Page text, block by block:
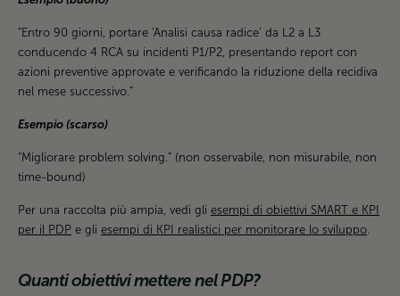
“Entro 90 giorni, portare ‘Analisi causa radice’ da L2 a L3
conducendo 4 RCA su incidenti P1/P2, presentando report con
azioni preventive approvate e verificando la riduzione della recidiva
nel mese successivo.”
Esempio (scarso)
“Migliorare problem solving.” (non osservabile, non misurabile, non
time-bound)
Per una raccolta più ampia, vedi gli esempi di obiettivi SMART e KPI
per il PDP e gli esempi di KPI realistici per monitorare lo sviluppo.
Quanti obiettivi mettere nel PDP?